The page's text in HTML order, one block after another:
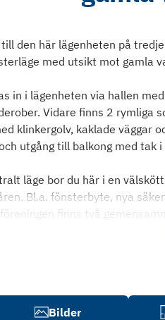
den här lägenheten på
med utsikt mot gamla
in i lägenheten via hallen
Vidare finns 2 rymliga
klinkergolv, kaklade väggar
utgång till balkong med tak
läge bor du här i en
Bl.a. fönsterbyte, nya
föreningen finns två
Bilder